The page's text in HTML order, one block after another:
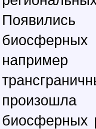
например
биосферных